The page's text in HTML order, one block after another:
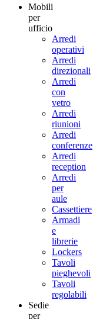
Mobili
per
ufficio
Arredi
operativi
Arredi
direzionali
Arredi
con
vetro
Arredi
riunioni
Arredi
conferenze
Arredi
reception
Arredi
per
aule
Cassettiere
Armadi
e
librerie
Lockers
Tavoli
pieghevoli
Tavoli
regolabili
Sedie
per